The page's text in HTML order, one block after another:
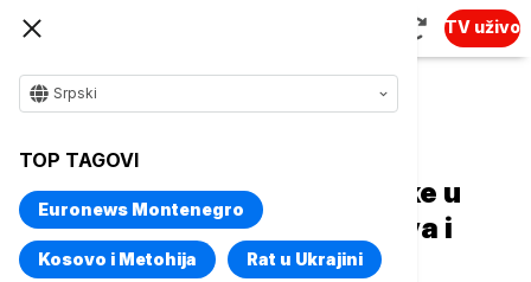
TV uživo
Srpski
TOP TAGOVI
Euronews Montenegro
Kosovo i Metohija Rat u Ukrajini
Još jedna velika pljačka stoke u
Nemačkoj: Ukradeno 48 krava i
teladi